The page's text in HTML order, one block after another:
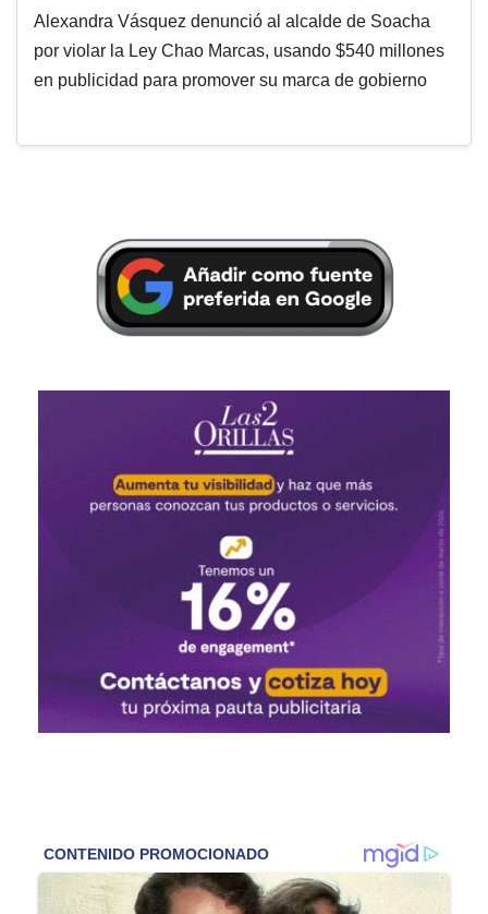
Alexandra Vásquez denunció al alcalde de Soacha
por violar la Ley Chao Marcas, usando $540 millones
en publicidad para promover su marca de gobierno